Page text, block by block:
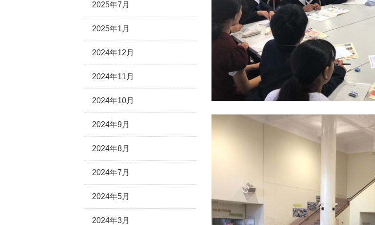
2025年7月
2025年1月
2024年12月
2024年11月
2024年10月
2024年9月
2024年8月
2024年7月
2024年5月
2024年3月